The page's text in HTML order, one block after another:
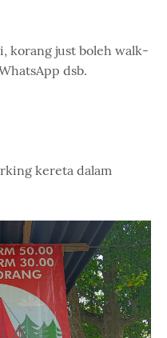
korang just boleh walk-
dsb.
kereta dalam